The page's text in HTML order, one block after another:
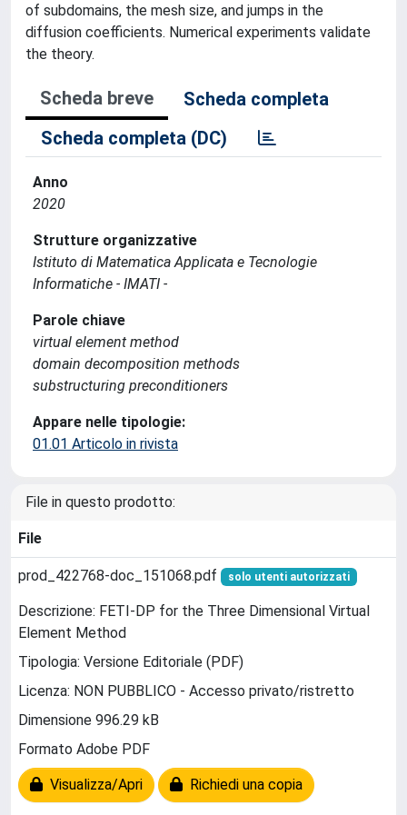
of subdomains, the mesh size, and jumps in the
diffusion coefficients. Numerical experiments validate
the theory.
Scheda breve
Scheda completa
Scheda completa (DC)
Anno
2020
Strutture organizzative
Istituto di Matematica Applicata e Tecnologie
Informatiche - IMATI -
Parole chiave
virtual element method
domain decomposition methods
substructuring preconditioners
Appare nelle tipologie:
01.01 Articolo in rivista
File in questo prodotto:
File
prod_422768-doc_151068.pdf solo utenti autorizzati
Descrizione: FETI-DP for the Three Dimensional Virtual
Element Method
Tipologia: Versione Editoriale (PDF)
Licenza: NON PUBBLICO - Accesso privato/ristretto
Dimensione 996.29 kB
Formato Adobe PDF
Visualizza/Apri Richiedi una copia